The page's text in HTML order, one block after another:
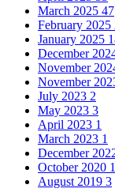
March 2025 47
February 2025
January 2025
December
November
November
July 2023 2
May 2023 3
April 2023 1
March 2023 1
December
October 2020
August 2019 3